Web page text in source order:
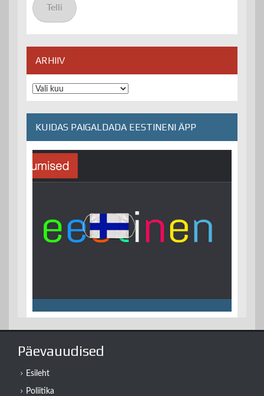
Telli
ARHIIV
Arhiiv
KUIDAS PAIGALDADA EESTINENI ÄPP
Päevauudised
Esileht
Poliitika